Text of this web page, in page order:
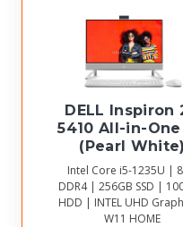
DELL Inspiron
5410 All-in-One
(Pearl White)
Intel Core i5-1235U |
DDR4 | 256GB SSD |
HDD | INTEL UHD
W11 HOME